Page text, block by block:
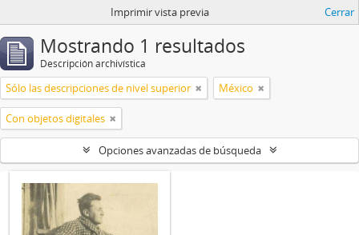
Imprimir vista previa Cerrar
Mostrando 1 resultados
Descripción archivística
Sólo las descripciones de nivel superior México
Con objetos digitales
Opciones avanzadas de búsqueda